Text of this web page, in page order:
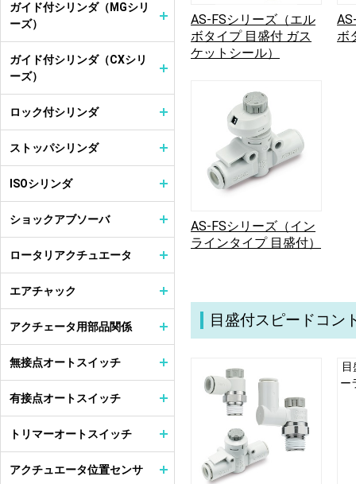
AS-FSシリーズ（エル
ボタイプ 目盛付 ガス
ケットシール）
ボ
AS-FSシリーズ（イン
ラインタイプ 目盛付）
目盛付スピードコン
ー
ガイド付シリンダ（MGシリ
ーズ）
ガイド付シリンダ（CXシリ
ーズ）
ロック付シリンダ
ストッパシリンダ
ISOシリンダ
ショックアブソーバ
ロータリアクチュエータ
エアチャック
アクチェータ用部品関係
無接点オートスイッチ
有接点オートスイッチ
トリマーオートスイッチ
アクチュエータ位置センサ